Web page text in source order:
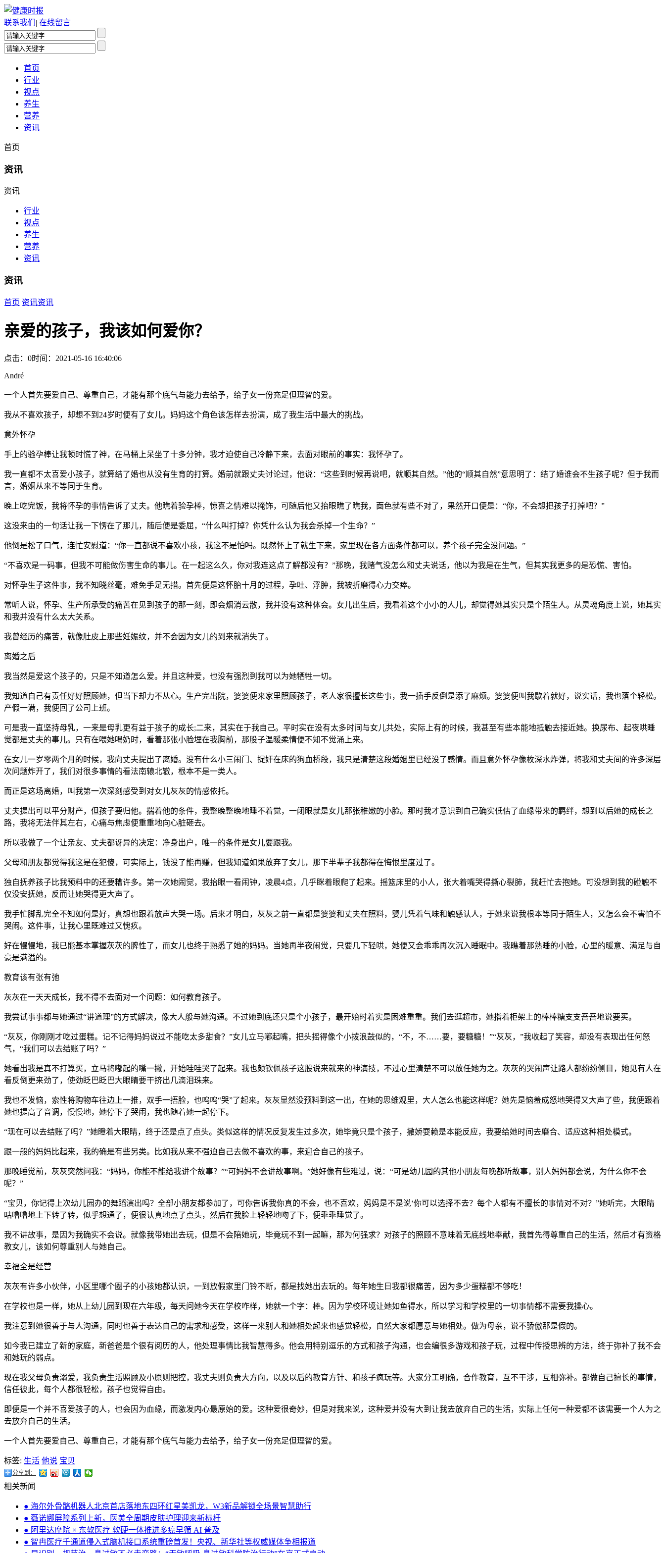
联系我们 | 在线留言
首页
行业
视点
养生
营养
资讯
首页
资讯
资讯
行业
视点
养生
营养
资讯
资讯
首页 资讯资讯
亲爱的孩子，我该如何爱你？
点击：0时间：2021-05-16 16:40:06
André
一个人首先要爱自己、尊重自己，才能有那个底气与能力去给予，给子女一份充足但理智的爱。
我从不喜欢孩子，却想不到24岁时便有了女儿。妈妈这个角色该怎样去扮演，成了我生活中最大的挑战。
意外怀孕
手上的验孕棒让我顿时慌了神，在马桶上呆坐了十多分钟，我才迫使自己冷静下来，去面对眼前的事实：我怀孕了。
我一直都不太喜爱小孩子，就算结了婚也从没有生育的打算。婚前就跟丈夫讨论过，他说：“这些到时候再说吧，就顺其自然。”他的“顺其自然”意思明了：结了婚谁会不生孩子呢？但于我而
言，婚姻从来不等同于生育。
晚上吃完饭，我将怀孕的事情告诉了丈夫。他瞧着验孕棒，惊喜之情难以掩饰，可随后他又抬眼瞧了瞧我，面色就有些不对了，果然开口便是：“你，不会想把孩子打掉吧？”
这没来由的一句话让我一下愣在了那儿，随后便是委屈，“什么叫打掉？你凭什么认为我会杀掉一个生命？”
他倒是松了口气，连忙安慰道：“你一直都说不喜欢小孩，我这不是怕吗。既然怀上了就生下来，家里现在各方面条件都可以，养个孩子完全没问题。”
“不喜欢是一码事，但我不可能做伤害生命的事儿。在一起这么久，你对我连这点了解都没有？”那晚，我赌气没怎么和丈夫说话，他以为我是在生气，但其实我更多的是恐慌、害怕。
对怀孕生子这件事，我不知晓丝毫，难免手足无措。首先便是这怀胎十月的过程，孕吐、浮肿，我被折磨得心力交瘁。
常听人说，怀孕、生产所承受的痛苦在见到孩子的那一刻，即会烟消云散，我并没有这种体会。女儿出生后，我看着这个小小的人儿，却觉得她其实只是个陌生人。从灵魂角度上说，她其实
和我并没有什么太大关系。
我曾经历的痛苦，就像肚皮上那些妊娠纹，并不会因为女儿的到来就消失了。
离婚之后
我当然是爱这个孩子的，只是不知道怎么爱。并且这种爱，也没有强烈到我可以为她牺牲一切。
我知道自己有责任好好照顾她，但当下却力不从心。生产完出院，婆婆便来家里照顾孩子，老人家很擅长这些事，我一插手反倒是添了麻烦。婆婆便叫我歇着就好，说实话，我也落个轻松。
产假一满，我便回了公司上班。
可是我一直坚持母乳，一来是母乳更有益于孩子的成长;二来，其实在于我自己。平时实在没有太多时间与女儿共处，实际上有的时候，我甚至有些本能地抵触去接近她。换尿布、起夜哄睡
觉都是丈夫的事儿。只有在喂她喝奶时，看着那张小脸埋在我胸前，那股子温暖柔情便不知不觉涌上来。
在女儿一岁零两个月的时候，我向丈夫提出了离婚。没有什么小三闹门、捉奸在床的狗血桥段，我只是清楚这段婚姻里已经没了感情。而且意外怀孕像枚深水炸弹，将我和丈夫间的许多深层
次问题炸开了，我们对很多事情的看法南辕北辙，根本不是一类人。
而正是这场离婚，叫我第一次深刻感受到对女儿灰灰的情感依托。
丈夫提出可以平分财产，但孩子要归他。揣着他的条件，我整晚整晚地睡不着觉，一闭眼就是女儿那张稚嫩的小脸。那时我才意识到自己确实低估了血缘带来的羁绊，想到以后她的成长之
路，我将无法伴其左右，心痛与焦虑便重重地向心脏砸去。
所以我做了一个让亲友、丈夫都讶异的决定：净身出户，唯一的条件是女儿要跟我。
父母和朋友都觉得我这是在犯傻，可实际上，钱没了能再赚，但我知道如果放弃了女儿，那下半辈子我都得在悔恨里度过了。
独自抚养孩子比我预料中的还要糟许多。第一次她闹觉，我抬眼一看闹钟，凌晨4点，几乎眯着眼爬了起来。摇篮床里的小人，张大着嘴哭得撕心裂肺，我赶忙去抱她。可没想到我的碰触不
仅没安抚她，反而让她哭得更大声了。
我手忙脚乱完全不知如何是好，真想也跟着放声大哭一场。后来才明白，灰灰之前一直都是婆婆和丈夫在照料，婴儿凭着气味和触感认人，于她来说我根本等同于陌生人，又怎么会不害怕不
哭闹。这件事，让我心里既难过又愧疚。
好在慢慢地，我已能基本掌握灰灰的脾性了，而女儿也终于熟悉了她的妈妈。当她再半夜闹觉，只要几下轻哄，她便又会乖乖再次沉入睡眠中。我瞧着那熟睡的小脸，心里的暖意、满足与自
豪是满溢的。
教育该有张有弛
灰灰在一天天成长，我不得不去面对一个问题：如何教育孩子。
我尝试事事都与她通过“讲道理”的方式解决，像大人般与她沟通。不过她到底还只是个小孩子，最开始时着实是困难重重。我们去逛超市，她指着柜架上的棒棒糖支支吾吾地说要买。
“灰灰，你刚刚才吃过蛋糕。记不记得妈妈说过不能吃太多甜食？”女儿立马嘟起嘴，把头摇得像个小拨浪鼓似的，“不，不……要，要糖糖！”“灰灰，”我收起了笑容，却没有表现出任何怒
气，“我们可以去结账了吗？”
她看出我是真不打算买，立马将嘟起的嘴一撇，开始哇哇哭了起来。我也颇钦佩孩子这股说来就来的神演技，不过心里清楚不可以放任她为之。灰灰的哭闹声让路人都纷纷侧目，她见有人在
看反倒更来劲了，使劲眨巴眨巴大眼睛要干挤出几滴泪珠来。
我也不发恼，索性将购物车往边上一推，双手一捂脸，也呜呜“哭”了起来。灰灰显然没预料到这一出，在她的思维观里，大人怎么也能这样呢？她先是恼羞成怒地哭得又大声了些，我便跟着
她也提高了音调，慢慢地，她停下了哭闹，我也随着她一起停下。
“现在可以去结账了吗？”她瞪着大眼睛，终于还是点了点头。类似这样的情况反复发生过多次，她毕竟只是个孩子，撒娇耍赖是本能反应，我要给她时间去磨合、适应这种相处模式。
跟一般的妈妈比起来，我的确是有些另类。比如我从来不强迫自己去做不喜欢的事，来迎合自己的孩子。
那晚睡觉前，灰灰突然问我：“妈妈，你能不能给我讲个故事？”“可妈妈不会讲故事啊。”她好像有些难过，说：“可是幼儿园的其他小朋友每晚都听故事，别人妈妈都会说，为什么你不会
呢？”
“宝贝，你记得上次幼儿园办的舞蹈演出吗？全部小朋友都参加了，可你告诉我你真的不会，也不喜欢，妈妈是不是说‘你可以选择不去？每个人都有不擅长的事情对不对？”她听完，大眼睛
咕噜噜地上下转了转，似乎想通了，便很认真地点了点头，然后在我脸上轻轻地吻了下，便乖乖睡觉了。
我不讲故事，是因为我确实不会说。就像我带她出去玩，但是不会陪她玩，毕竟玩不到一起嘛，那为何强求？对孩子的照顾不意味着无底线地奉献，我首先得尊重自己的生活，然后才有资格
教女儿，该如何尊重别人与她自己。
幸福全是经营
灰灰有许多小伙伴，小区里哪个圈子的小孩她都认识，一到放假家里门铃不断，都是找她出去玩的。每年她生日我都很痛苦，因为多少蛋糕都不够吃！
在学校也是一样，她从上幼儿园到现在六年级，每天问她今天在学校咋样，她就一个字：棒。因为学校环境让她如鱼得水，所以学习和学校里的一切事情都不需要我操心。
我注意到她很善于与人沟通，同时也善于表达自己的需求和感受，这样一来别人和她相处起来也感觉轻松，自然大家都愿意与她相处。做为母亲，说不骄傲那是假的。
如今我已建立了新的家庭，新爸爸是个很有阅历的人，他处理事情比我智慧得多。他会用特别逗乐的方式和孩子沟通，也会编很多游戏和孩子玩，过程中传授思辨的方法，终于弥补了我不会
和她玩的弱点。
现在我父母负责溺爱，我负责生活照顾及小原则把控，我丈夫则负责大方向，以及以后的教育方针、和孩子疯玩等。大家分工明确，合作教育，互不干涉，互相弥补。都做自己擅长的事情，
信任彼此，每个人都很轻松，孩子也觉得自由。
即便是一个并不喜爱孩子的人，也会因为血缘，而激发内心最原始的爱。这种爱很奇妙，但是对我来说，这种爱并没有大到让我去放弃自己的生活，实际上任何一种爱都不该需要一个人为之
去放弃自己的生活。
一个人首先要爱自己、尊重自己，才能有那个底气与能力去给予，给子女一份充足但理智的爱。
标签: 生活 他说 宝贝
分享到：
相关新闻
● 海尔外骨骼机器人北京首店落地东四环红星美凯龙，W3新品解锁全场景智慧助行
● 薇诺娜屏障系列上新，医美全周期皮肤护理迎来新标杆
● 阿里达摩院 × 东软医疗 软硬一体推进多癌早筛 AI 普及
● 智冉医疗千通道侵入式脑机接口系统重磅首发！央视、新华社等权威媒体争相报道